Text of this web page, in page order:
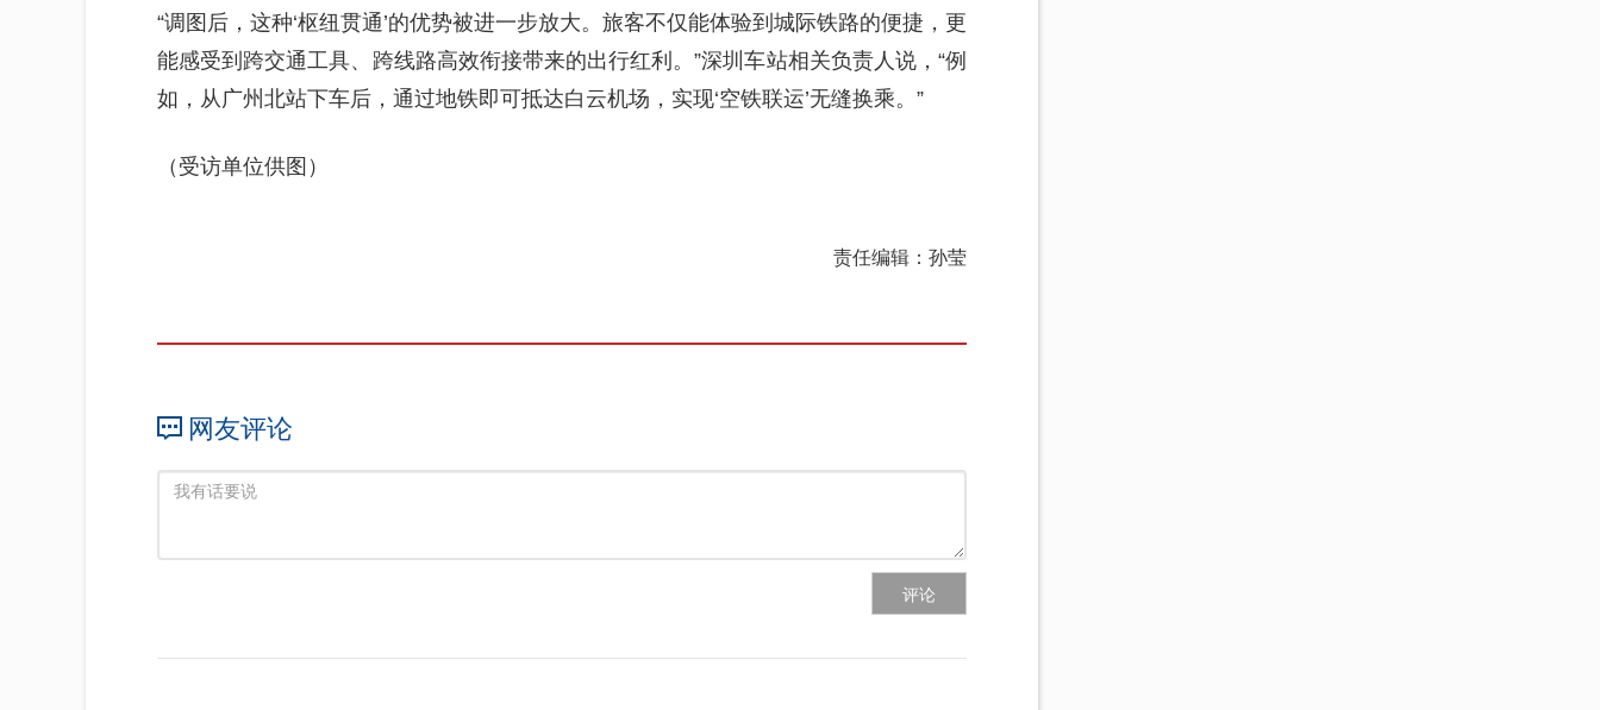
“调图后，这种‘枢纽贯通’的优势被进一步放大。旅客不仅能体验到城际铁路的便捷，更
能感受到跨交通工具、跨线路高效衔接带来的出行红利。”深圳车站相关负责人说，“例
如，从广州北站下车后，通过地铁即可抵达白云机场，实现‘空铁联运’无缝换乘。”
（受访单位供图）
责任编辑：孙莹
网友评论
评论